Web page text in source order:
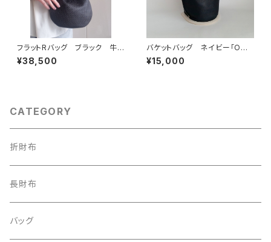
フラットRバッグ ブラック 牛
革メッシュ型押
¥38,500
バケットバッグ ネイビー「OM
OTE to OMOTE」
¥15,000
CATEGORY
折財布
長財布
バッグ